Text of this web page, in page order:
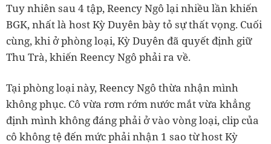
Tuy nhiên sau 4 tập, Reency Ngô lại nhiều lần khiến
BGK, nhất là host Kỳ Duyên bày tỏ sự thất vọng. Cuối
cùng, khi ở phòng loại, Kỳ Duyên đã quyết định giữ
Thu Trà, khiến Reency Ngô phải ra về.
Tại phòng loại này, Reency Ngô thừa nhận mình
không phục. Cô vừa rơm rớm nước mắt vừa khẳng
định mình không đáng phải ở vào vòng loại, clip của
cô không tệ đến mức phải nhận 1 sao từ host Kỳ